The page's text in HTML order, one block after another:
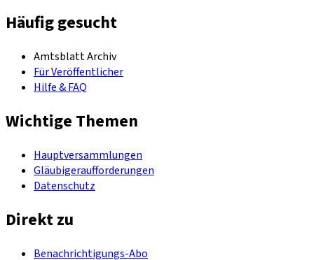
Häufig gesucht
Amtsblatt Archiv
Für Veröffentlicher
Hilfe & FAQ
Wichtige Themen
Hauptversammlungen
Gläubigeraufforderungen
Datenschutz
Direkt zu
Benachrichtigungs-Abo